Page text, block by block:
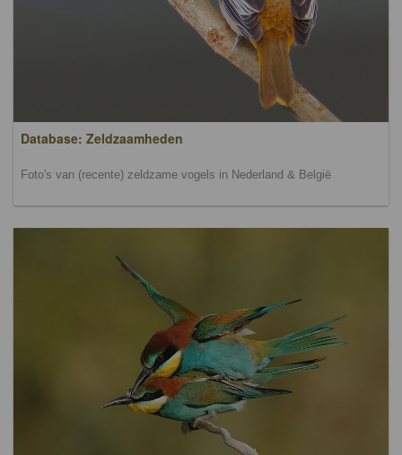
Database: Zeldzaamheden
Foto's van (recente) zeldzame vogels in Nederland & België